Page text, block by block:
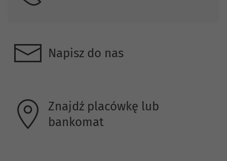
Napisz do nas
Znajdź placówkę lub
bankomat